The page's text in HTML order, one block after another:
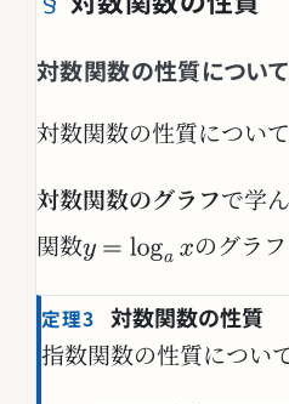
対数関数の性質について
対数関数の性質について
対数関数のグラフで学
関数
のグラ
定理3 対数関数の性質
指数関数の性質につい